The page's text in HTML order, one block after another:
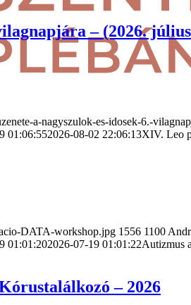
– (2026.
a-nagyszulok-es-idosek-6.-
01:06:552026-08-02 22:06:13XIV. Leo
DATA-workshop.jpg 1556 1100
01:01:202026-07-19 01:01:22Autizmus
– 2026